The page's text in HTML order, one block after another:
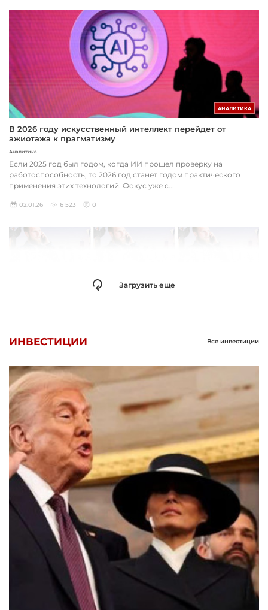
АНАЛИТИКА
В 2026 году искусственный интеллект перейдет от
ажиотажа к прагматизму
Аналитика
Если 2025 год был годом, когда ИИ прошел проверку на
работоспособность, то 2026 год станет годом практического
применения этих технологий. Фокус уже с...
02.01.26 6 523 0
Загрузить еще
ИНВЕСТИЦИИ Все инвестиции